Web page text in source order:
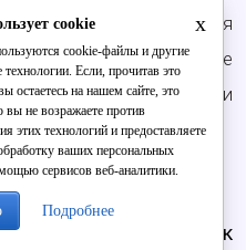
бренда "NIKE" имеются
нитки, неровные
можно гвозди
Алексей Леванов.
за время проверок
x
cookie
cookie-файлы и другие
технологии. Если, прочитав это
остаетесь на нашем сайте, это
вы не возражаете против
этих технологий и предоставляете
ваших персональных
сервисов веб-аналитики.
Подробнее